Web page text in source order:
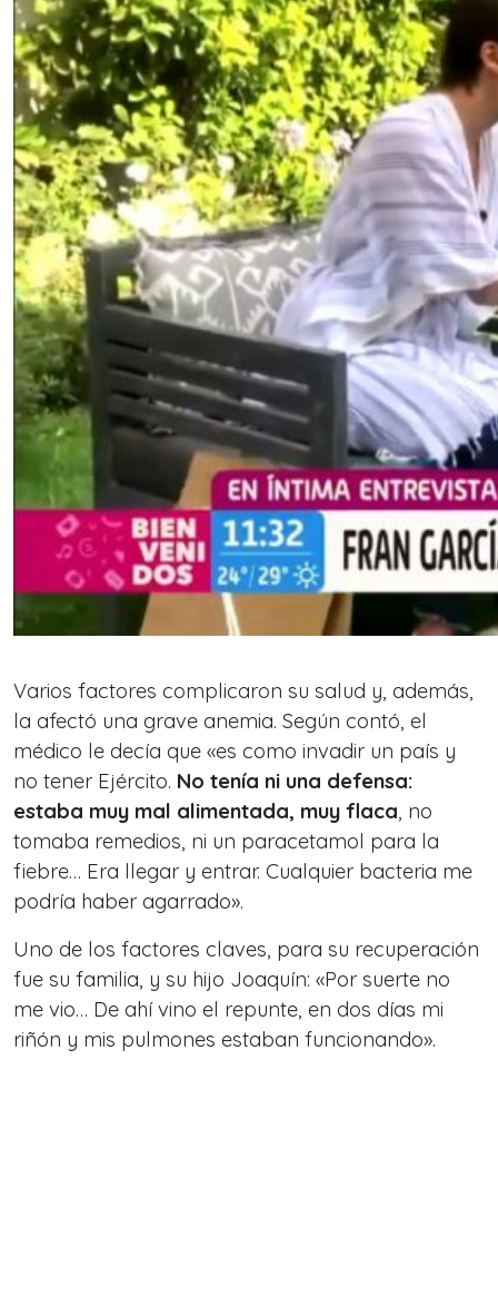
Varios factores complicaron su salud y, además,
la afectó una grave anemia. Según contó, el
médico le decía que «es como invadir un país y
no tener Ejército. No tenía ni una defensa:
estaba muy mal alimentada, muy flaca, no
tomaba remedios, ni un paracetamol para la
fiebre… Era llegar y entrar. Cualquier bacteria me
podría haber agarrado».
Uno de los factores claves, para su recuperación
fue su familia, y su hijo Joaquín: «Por suerte no
me vio… De ahí vino el repunte, en dos días mi
riñón y mis pulmones estaban funcionando».